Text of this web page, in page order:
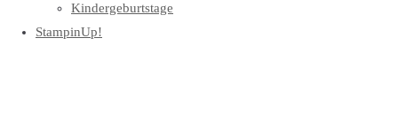
Kindergeburtstage
StampinUp!